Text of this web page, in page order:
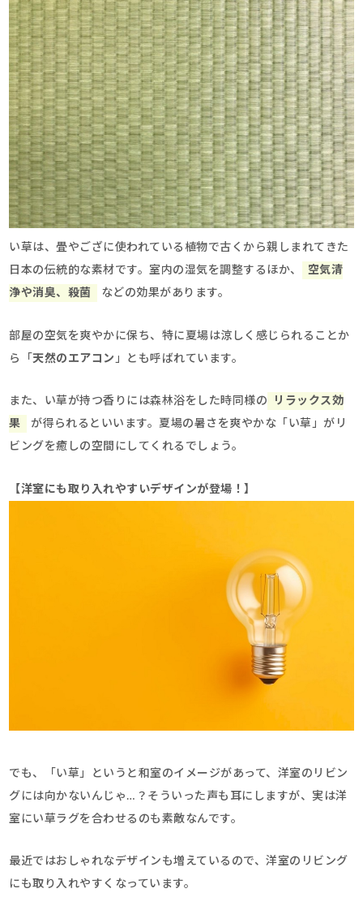
い草は、畳やござに使われている植物で古くから親しまれてきた
日本の伝統的な素材です。室内の湿気を調整するほか、
空気清
浄や消臭、殺菌
などの効果があります。
部屋の空気を爽やかに保ち、特に夏場は涼しく感じられることか
ら「天然のエアコン 」とも呼ばれています。
また、い草が持つ香りには森林浴をした時同様の
リラックス効
果
が得られるといいます。夏場の暑さを爽やかな「い草」がリ
ビングを癒しの空間にしてくれるでしょう。
【洋室にも取り入れやすいデザインが登場！】
でも、「い草」というと和室のイメージがあって、洋室のリビン
グには向かないんじゃ…？そういった声も耳にしますが、実は洋
室にい草ラグを合わせるのも素敵なんです。
最近ではおしゃれなデザインも増えているので、洋室のリビング
にも取り入れやすくなっています。